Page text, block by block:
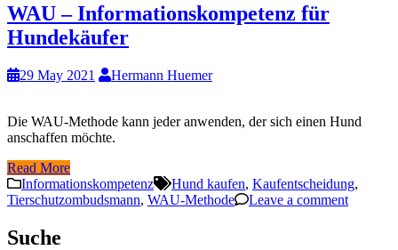
WAU – Informationskompetenz für
Hundekäufer
29 May 2021 Hermann Huemer
Die WAU-Methode kann jeder anwenden, der sich einen Hund
anschaffen möchte.
Read More
Informationskompetenz
Hund kaufen, Kaufentscheidung,
Tierschutzombudsmann, WAU-Methode Leave a comment
Suche